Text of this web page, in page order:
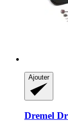
Ajouter
Dremel